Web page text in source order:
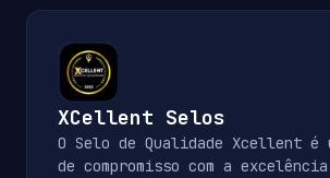
XCellent Selos
O Selo de Qualidade Xcellent é
de compromisso com a